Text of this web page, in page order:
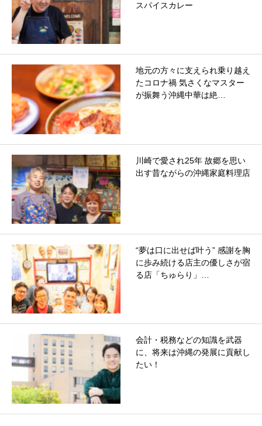
スパイスカレー
地元の方々に支えられ乗り越え
たコロナ禍 気さくなマスター
が振舞う沖縄中華は絶…
川崎で愛され25年 故郷を思い
出す昔ながらの沖縄家庭料理店
“夢は口に出せば叶う” 感謝を胸
に歩み続ける店主の優しさが宿
る店「ちゅらり」…
会計・税務などの知識を武器
に、将来は沖縄の発展に貢献し
たい！